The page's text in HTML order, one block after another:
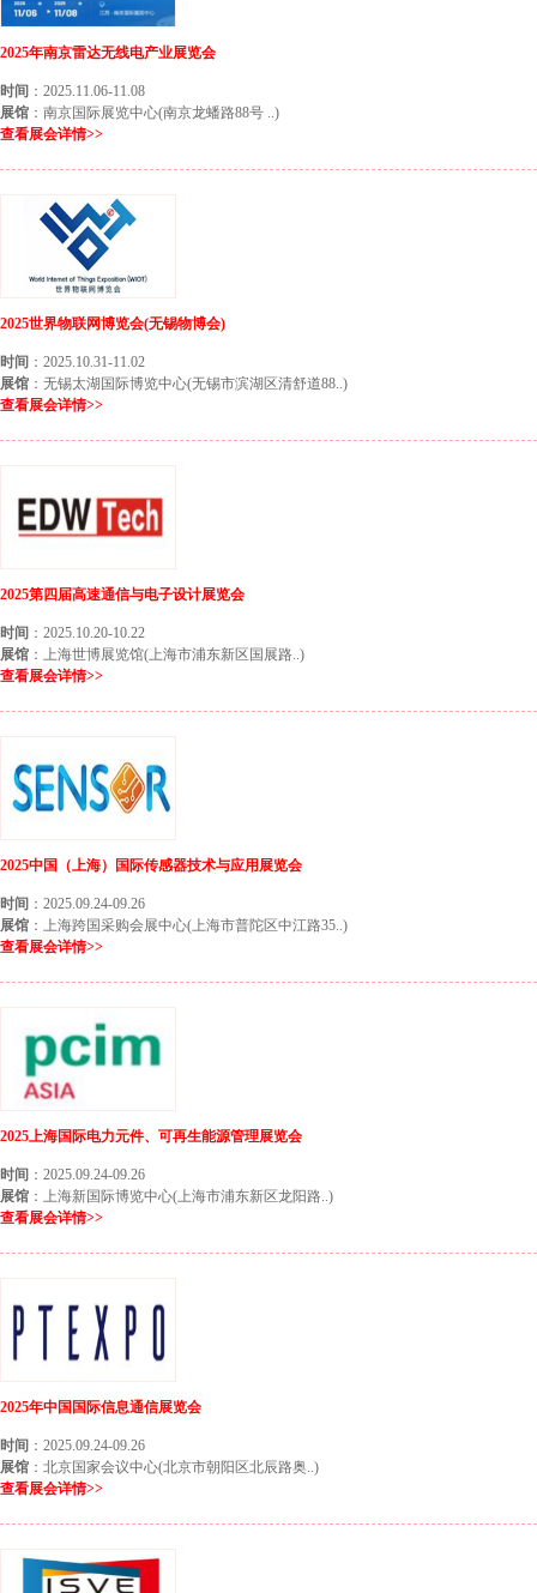
2025年南京雷达无线电产业展览会
时间 ：2025.11.06-11.08
展馆 ：南京国际展览中心(南京龙蟠路88号 ..)
查看展会详情>>
2025世界物联网博览会(无锡物博会)
时间 ：2025.10.31-11.02
展馆 ：无锡太湖国际博览中心(无锡市滨湖区清舒道88..)
查看展会详情>>
2025第四届高速通信与电子设计展览会
时间 ：2025.10.20-10.22
展馆 ：上海世博展览馆(上海市浦东新区国展路..)
查看展会详情>>
2025中国（上海）国际传感器技术与应用展览会
时间 ：2025.09.24-09.26
展馆 ：上海跨国采购会展中心(上海市普陀区中江路35..)
查看展会详情>>
2025上海国际电力元件、可再生能源管理展览会
时间 ：2025.09.24-09.26
展馆 ：上海新国际博览中心(上海市浦东新区龙阳路..)
查看展会详情>>
2025年中国国际信息通信展览会
时间 ：2025.09.24-09.26
展馆 ：北京国家会议中心(北京市朝阳区北辰路奥..)
查看展会详情>>